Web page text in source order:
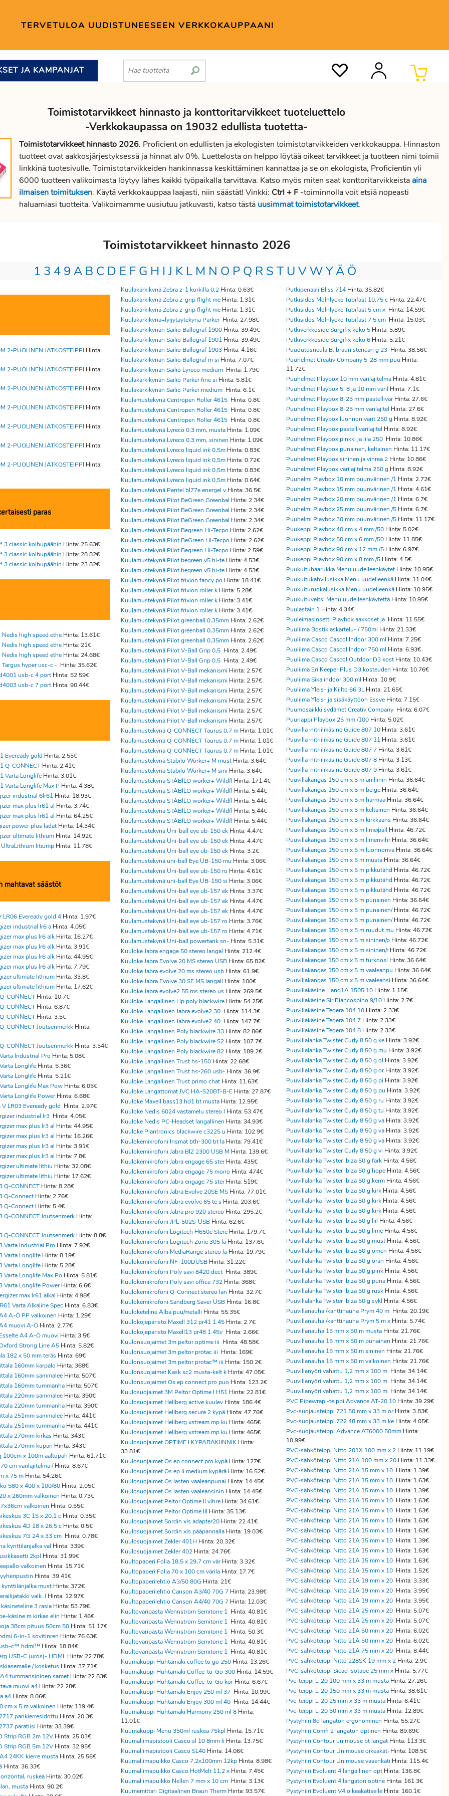
TERVETULOA UUDISTUNEESEEN VERKKOKAUPPAAN!
JA KAMPANJAT
Toimistotarvikkeet hinnasto ja konttoritarvikkeet tuoteluettelo
-Verkkokaupassa on 19032 edullista tuotetta-
Toimistotarvikkeet hinnasto 2026. Proficient on edullisten ja ekologisten toimistotarvikkeiden verkkokauppa. Hinnaston
tuotteet ovat aakkosjärjestyksessä ja hinnat alv 0%. Luettelosta on helppo löytää oikeat tarvikkeet ja tuotteen nimi toimii
linkkinä tuotesivulle. Toimistotarvikkeiden hankinnassa keskittäminen kannattaa ja se on ekologista, Proficientin yli
6000 tuotteen valikoimasta löytyy lähes kaikki työpaikalla tarvittava. Katso myös miten saat konttoritarvikkeista aina
ilmaisen toimituksen. Käytä verkkokauppaa laajasti, niin säästät! Vinkki: Ctrl + F -toiminnolla voit etsiä nopeasti
haluamiasi tuotteita. Valikoimamme uusiutuu jatkuvasti, katso tästä uusimmat toimistotarvikkeet.
Toimistotarvikkeet hinnasto 2026
1 3 4 9 A B C D E F G H I J K L M N O P Q R S T U V WYÄ Ö
2-PUOLINEN JATKOSTEIPPI Hinta:
2-PUOLINEN JATKOSTEIPPI Hinta:
2-PUOLINEN JATKOSTEIPPI Hinta:
2-PUOLINEN JATKOSTEIPPI Hinta:
2-PUOLINEN JATKOSTEIPPI Hinta:
2-PUOLINEN JATKOSTEIPPI Hinta:
2-PUOLINEN JATKOSTEIPPI Hinta:
paras
classic kolhupäähin Hinta: 25.63€
classic kolhupäähin Hinta: 28.82€
classic kolhupäähin Hinta: 23.82€
high speed ethe Hinta: 13.61€
high speed ethe Hinta: 21€
high speed ethe Hinta: 24.68€
hyper usc-c - Hinta: 35.62€
usb-c 4 port Hinta: 52.59€
usb-c 7 port Hinta: 90.44€
Eveready gold Hinta: 2.55€
Q-CONNECT Hinta: 2.41€
Varta Longlife Hinta: 3.01€
Varta Longlife Max P Hinta: 4.38€
industrial 6lr61 Hinta: 18.93€
max plus lr61 al Hinta: 3.74€
max plus lr61 al Hinta: 64.25€
power plus ladat Hinta: 14.34€
ultimate lithium Hinta: 14.92€
UltraLithium litiump Hinta: 11.78€
mahtavat säästöt
Eveready gold 4 Hinta: 1.97€
industrial lr6 a Hinta: 4.05€
max plus lr6 alk Hinta: 16.27€
max plus lr6 alk Hinta: 3.91€
max plus lr6 alk Hinta: 44.95€
max plus lr6 alk Hinta: 7.79€
ultimate lithium Hinta: 33.8€
ultimate lithium Hinta: 17.62€
CONNECT Hinta: 10.7€
CONNECT Hinta: 6.87€
CONNECT Hinta: 3.5€
CONNECT Joutsenmerkk Hinta:
CONNECT Joutsenmerkk Hinta: 3.54€
Industrial Pro Hinta: 5.08€
Longlife Hinta: 5.36€
Longlife Hinta: 5.21€
Longlife Max Pow Hinta: 6.05€
Longlife PowerHinta: 6.68€
LR03 Eveready gold Hinta: 2.97€
industrial lr3 Hinta: 4.05€
max plus lr3 al Hinta: 44.95€
max plus lr3 al Hinta: 16.26€
max plus lr3 al Hinta: 3.91€
max plus lr3 al Hinta: 7.8€
ultimate lithiu Hinta: 32.08€
ultimate lithiu Hinta: 17.62€
Q-CONNECT Hinta: 8.28€
Q-Connect Hinta: 2.76€
Q-Connect Hinta: 5.4€
Q-CONNECT Joutsenmerk Hinta:
Q-CONNECT Joutsenmerk Hinta: 8.8€
Varta Industrial Pro Hinta: 7.92€
Varta Longlife Hinta: 8.19€
Varta Longlife Hinta: 5.28€
Varta Longlife Max Po Hinta: 5.81€
Varta Longlife PowerHinta: 6.6€
max lr61 alkal Hinta: 4.98€
Varta Alkaline Spec Hinta: 6.83€
A-Ö PP valkoinen Hinta: 1.29€
muovi A-Ö Hinta: 2.77€
A4 A-Ö muovi Hinta: 3.5€
Strong Line A5 Hinta: 5.82€
182 x 50 mm teräs Hinta: 69€
160mm karpalo Hinta: 368€
160mm sammalee Hinta: 507€
160mm tummanha Hinta: 507€
220mm sammalee Hinta: 390€
220mm tummanha Hinta: 390€
251mm sammalee Hinta: 441€
251mm tummanha Hinta: 441€
270mm kirkas Hinta: 343€
270mm kupari Hinta: 343€
x 100m aaltopah Hinta: 61.71€
cm värilajitelma /Hinta: 8.67€
x 75 m Hinta: 54.26€
580 x 400 x 100/80 Hinta: 2.05€
x 260mm valkoinen Hinta: 0.73€
valkoinen Hinta: 0.55€
3C 15 x 20,1 c Hinta: 0.35€
4D 18 x 26,5 c Hinta: 0.5€
7G 24 x 33 cm Hinta: 0.78€
kynttilänjalka val Hinta: 339€
2kpl Hinta: 31.99€
valkoinen Hinta: 15.71€
Hinta: 39.41€
kynttilänjalka must Hinta: 372€
valk. l Hinta: 12.97€
3 rasia Hinta: 53.79€
käsine m kirkas elin Hinta: 1.46€
38cm pituus 50cm 50 Hinta: 51.17€
6-in-1 sovitinren Hinta: 76.63€
c™ hdmi™ Hinta: 18.84€
USB-C (uros)- HDMI Hinta: 22.78€
/ kosketus Hinta: 37.71€
tummansininen samet Hinta: 22.83€
muovi a4 Hinta: 22.28€
a4 Hinta: 8.06€
cm x 5 m valkoinen Hinta: 119.4€
parikierresidottu Hinta: 20.3€
paratiisi Hinta: 33.39€
Strip RGB 2m 12V Hinta: 25.03€
Strip RGB 5m 12V Hinta: 32.95€
24KK kierre musta Hinta: 25.56€
Hinta: 36.33€
ruskea Hinta: 30.02€
musta Hinta: 90.2€
Kuulakärkikynä Zebra z-1 korkilla 0,2 Hinta: 0.63€
Kuulakärkikynä Zebra z-grip flight me Hinta: 1.31€
Kuulakärkikynä Zebra z-grip flight me Hinta: 1.31€
Kuulakärkikynä+lyijytäytekynä Parker Hinta: 27.98€
Kuulakärkikynän Säiliö Ballograf 1900 Hinta: 39.49€
Kuulakärkikynän Säiliö Ballograf 1901 Hinta: 39.49€
Kuulakärkikynän Säiliö Ballograf 1903 Hinta: 4.16€
Kuulakärkikynän Säiliö Ballograf m si Hinta: 7.07€
Kuulakärkikynän Säiliö Lyreco medium Hinta: 1.79€
Kuulakärkikynän Säiliö Parker fine si Hinta: 5.81€
Kuulakärkikynän Säiliö Parker medium Hinta: 6.1€
Kuulamustekynä Centropen Roller 4615 Hinta: 0.8€
Kuulamustekynä Centropen Roller 4615 Hinta: 0.8€
Kuulamustekynä Centropen Roller 4615 Hinta: 0.8€
Kuulamustekynä Lyreco 0,3 mm, musta Hinta: 1.09€
Kuulamustekynä Lyreco 0,3 mm, sininen Hinta: 1.09€
Kuulamustekynä Lyreco liquid ink 0,5m Hinta: 0.83€
Kuulamustekynä Lyreco liquid ink 0,5m Hinta: 0.72€
Kuulamustekynä Lyreco liquid ink 0,5m Hinta: 0.83€
Kuulamustekynä Lyreco liquid ink 0,5m Hinta: 0.64€
Kuulamustekynä Pentel bl77e energel v Hinta: 36.5€
Kuulamustekynä Pilot BeGreen Greenbal Hinta: 2.34€
Kuulamustekynä Pilot BeGreen Greenbal Hinta: 2.34€
Kuulamustekynä Pilot BeGreen Greenbal Hinta: 2.34€
Kuulamustekynä Pilot Begreen Hi-Tecpo Hinta: 2.62€
Kuulamustekynä Pilot BeGreen Hi-Tecpo Hinta: 2.62€
Kuulamustekynä Pilot Begreen Hi-Tecpo Hinta: 2.59€
Kuulamustekynä Pilot begreen v5 hi-te Hinta: 4.53€
Kuulamustekynä Pilot begreen v5 hi-te Hinta: 4.53€
Kuulamustekynä Pilot frixion fancy po Hinta: 18.41€
Kuulamustekynä Pilot frixion roller k Hinta: 5.28€
Kuulamustekynä Pilot frixion roller k Hinta: 3.41€
Kuulamustekynä Pilot frixion roller k Hinta: 3.41€
Kuulamustekynä Pilot greenball 0,35mm Hinta: 2.62€
Kuulamustekynä Pilot greenball 0,35mm Hinta: 2.62€
Kuulamustekynä Pilot greenball 0,35mm Hinta: 2.62€
Kuulamustekynä Pilot V-Ball Grip 0,5 Hinta: 2.49€
Kuulamustekynä Pilot V-Ball Grip 0,5 Hinta: 2.49€
Kuulamustekynä Pilot V-Ball mekanismi Hinta: 2.57€
Kuulamustekynä Pilot V-Ball mekanismi Hinta: 2.57€
Kuulamustekynä Pilot V-Ball mekanismi Hinta: 2.57€
Kuulamustekynä Pilot V-Ball mekanismi Hinta: 2.57€
Kuulamustekynä Pilot V-Ball mekanismi Hinta: 2.57€
Kuulamustekynä Pilot V-Ball mekanismi Hinta: 2.57€
Kuulamustekynä Q-CONNECT Taurus 0,7 m Hinta: 1.01€
Kuulamustekynä Q-CONNECT Taurus 0,7 m Hinta: 1.01€
Kuulamustekynä Q-CONNECT Taurus 0,7 m Hinta: 1.01€
Kuulamustekynä Stabilo Worker+ M must Hinta: 3.64€
Kuulamustekynä Stabilo Worker+ M sini Hinta: 3.64€
Kuulamustekynä STABILO worker+ Wildfl Hinta: 171.4€
Kuulamustekynä STABILO worker+ Wildfl Hinta: 5.44€
Kuulamustekynä STABILO worker+ Wildfl Hinta: 5.44€
Kuulamustekynä STABILO worker+ Wildfl Hinta: 5.44€
Kuulamustekynä STABILO worker+ Wildfl Hinta: 5.44€
Kuulamustekynä Uni-ball eye ub-150 ek Hinta: 4.47€
Kuulamustekynä Uni-ball eye ub-150 ek Hinta: 4.47€
Kuulamustekynä Uni-ball eye ub-150 ek Hinta: 3.2€
Kuulamustekynä uni-ball Eye UB-150 mu Hinta: 3.06€
Kuulamustekynä Uni-ball eye ub-150 ro Hinta: 4.61€
Kuulamustekynä uni-ball Eye UB-150 si Hinta: 3.06€
Kuulamustekynä Uni-ball eye ub-157 ek Hinta: 3.37€
Kuulamustekynä Uni-ball eye ub-157 ek Hinta: 4.47€
Kuulamustekynä Uni-ball eye ub-157 ek Hinta: 4.47€
Kuulamustekynä Uni-ball eye ub-157 ro Hinta: 3.76€
Kuulamustekynä Uni-ball eye ub-157 ro Hinta: 4.71€
Kuulamustekynä Uni-ball powertank sn- Hinta: 5.31€
Kuuloke Jabra engage 50 stereo langal Hinta: 212.4€
Kuuloke Jabra Evolve 20 MS stereo USB Hinta: 65.82€
Kuuloke Jabra evolve 20 ms stereo usb Hinta: 61.9€
Kuuloke Jabra Evolve 30 SE MS langall Hinta: 100€
Kuuloke Jabra evolve2 55 ms stereo us Hinta: 269.5€
Kuuloke Langallinen Hp poly blackwire Hinta: 54.25€
Kuuloke Langallinen Jabra evolve2 30 Hinta: 114.3€
Kuuloke Langallinen Jabra evolve2 40 Hinta: 147.7€
Kuuloke Langallinen Poly blackwire 33 Hinta: 82.86€
Kuuloke Langallinen Poly blackwire 52 Hinta: 107.7€
Kuuloke Langallinen Poly blackwire 82 Hinta: 189.2€
Kuuloke Langallinen Trust hs-150 Hinta: 22.68€
Kuuloke Langallinen Trust hs-260 usb- Hinta: 36.9€
Kuuloke Langallinen Trust primo chat Hinta: 11.63€
Kuuloke Langattomat JVC HA-S20BT-B-E Hinta: 27.87€
Kuuloke Maxell bass13 hd1 bt musta Hinta: 12.95€
Kuuloke Nedis 6024 vastamelu stereo l Hinta: 53.47€
Kuuloke Nedis PC-Headset langallinen Hinta: 34.93€
Kuuloke Plantronics blackwire c3225 u Hinta: 102.9€
Kuulokemikrofoni Insmat bth-300 bt la Hinta: 79.41€
Kuulokemikrofoni Jabra BIZ 2300 USB M Hinta: 139.6€
Kuulokemikrofoni Jabra engage 65 sterHinta: 435€
Kuulokemikrofoni Jabra engage 75 mono Hinta: 474€
Kuulokemikrofoni Jabra engage 75 sterHinta: 519€
Kuulokemikrofoni Jabra Evolve 20SE MS Hinta: 77.01€
Kuulokemikrofoni Jabra evolve 65 te s Hinta: 203.6€
Kuulokemikrofoni Jabra pro 920 stereo Hinta: 295.2€
Kuulokemikrofoni JPL-502S-USB Hinta: 62.6€
Kuulokemikrofoni Logitech H650e Stere Hinta: 179.7€
Kuulokemikrofoni Logitech Zone 305 la Hinta: 137.6€
Kuulokemikrofoni MediaRange stereo la Hinta: 19.79€
Kuulokemikrofoni NF-100DUSB Hinta: 31.22€
Kuulokemikrofoni Poly savi 8420 dect Hinta: 389€
Kuulokemikrofoni Poly savi office 732 Hinta: 368€
Kuulokemikrofoni Q-Connect stereo lan Hinta: 32.7€
Kuulokemikrofoni Sandberg Saver USB Hinta: 16.8€
Kuuloketeline Alba puu/metalli Hinta: 55.35€
Kuulokojeparisto Maxell 312 pr41 1.45 Hinta: 2.7€
Kuulokojeparisto Maxell13 pr48 1.45v Hinta: 2.66€
Kuulonsuojaimet 3m peltor optime iii Hinta: 48.58€
Kuulonsuojaimet 3m peltor protac iii Hinta: 169€
Kuulonsuojaimet 3m peltor protac™ iii Hinta: 150.2€
Kuulonsuojaimet Kask sc2 musta-kelt k Hinta: 47.05€
Kuulonsuojaimet Os ep connect pro puo Hinta: 123.2€
Kuulosuojaimet 3M Peltor Optime I H51 Hinta: 22.81€
Kuulosuojaimet Hellberg active kuulev Hinta: 186.4€
Kuulosuojaimet Hellberg secure 2 kypä Hinta: 47.76€
Kuulosuojaimet Hellberg xstream mp ku Hinta: 465€
Kuulosuojaimet Hellberg xstream mp ku Hinta: 465€
Kuulosuojaimet OPTIME I KYPÄRÄKIINNIK Hinta:
33.81€
Kuulosuojaimet Os ep connect pro kypä Hinta: 127€
Kuulosuojaimet Os ep ii medium kypärä Hinta: 16.52€
Kuulosuojaimet Os lasten vaaleanpunai Hinta: 14.45€
Kuulosuojaimet Os lasten vaaleansinin Hinta: 14.45€
Kuulosuojaimet Peltor Optime II vihre Hinta: 34.61€
Kuulosuojaimet Peltor Optime III Hinta: 35.13€
Kuulosuojaimet Sordin xls adapter20 Hinta: 22.41€
Kuulosuojaimet Sordin xls pääpannalla Hinta: 19.03€
Kuulosuojaimet Zekler 401H Hinta: 20.32€
Kuulosuojaimet Zekler 402 Hinta: 24.76€
Kuultopaperi Folia 18,5 x 29,7 cm värHinta: 3.32€
Kuultopaperi Folia 70 x 100 cm värila Hinta: 17.7€
Kuultopaperilehtiö A3/50 80G Hinta: 21€
Kuultopaperilehtiö Canson A3/40 70G 7 Hinta: 23.98€
Kuultopaperilehtiö Canson A4/40 70G 7 Hinta: 12.03€
Kuultoväripasta Wennström Semitone 1 Hinta: 40.81€
Kuultoväripasta Wennström Semitone 1 Hinta: 40.81€
Kuultoväripasta Wennström Semitone 1 Hinta: 50.3€
Kuultoväripasta Wennström Semitone 1 Hinta: 40.81€
Kuultoväripasta Wennström Semitone 1 Hinta: 40.81€
Kuumakuppi Huhtamäki coffee to go 250 Hinta: 13.26€
Kuumakuppi Huhtamäki Coffee-to-Go 300 Hinta: 14.59€
Kuumakuppi Huhtamäki Coffee-to-Go korHinta: 6.67€
Kuumakuppi Huhtamäki Enjoy 250 ml 37 Hinta: 10.99€
Kuumakuppi Huhtamäki Enjoy 300 ml 40 Hinta: 14.44€
Kuumakuppi Huhtamäki Harmony 250 ml 8 Hinta:
11.01€
Kuumakuppi Menu 350ml ruskea 75kpl Hinta: 15.71€
Kuumaliimapistooli Casco sl 10 8mm li Hinta: 13.75€
Kuumaliimapistooli Casco SL40 Hinta: 14.06€
Kuumaliimapuikko Casco 7,2x100mm 12kp Hinta: 8.98€
Kuumaliimapuikko Casco HotMelt 11,2 x Hinta: 7.45€
Kuumaliimapuikko Nellen 7 mm x 10 cm Hinta: 3.13€
Kuumemittari Digitaalinen Braun Therm Hinta: 93.57€
Putkipenaali Bliss 714 Hinta: 35.82€
Putkisidos Mölnlycke Tubifast 10,75 c Hinta: 22.47€
Putkisidos Mölnlycke Tubifast 5 cm x Hinta: 14.59€
Putkisidos Mölnlycke Tubifast 7,5 cm Hinta: 15.03€
Putkiverkkoside Surgifix koko 5 Hinta: 5.89€
Putkiverkkoside Surgifix koko 6 Hinta: 5.21€
Puudutusneula B. braun sterican g 23 Hinta: 38.56€
Puuhelmet Creativ Company 5-28 mm puu Hinta:
11.72€
Puuhelmet Playbox 10 mm värilajitelma Hinta: 4.81€
Puuhelmet Playbox 5, 8 ja 10 mm väril Hinta: 7.1€
Puuhelmet Playbox 8-25 mm pastellivärHinta: 27.6€
Puuhelmet Playbox 8-25 mm värilajitel Hinta: 27.6€
Puuhelmet Playbox luonnon värit 250 g Hinta: 8.92€
Puuhelmet Playbox pastellivärilajitel Hinta: 8.92€
Puuhelmet Playbox pinkki ja lila 250 Hinta: 10.86€
Puuhelmet Playbox punainen, keltainen Hinta: 11.17€
Puuhelmet Playbox sininen ja vihreä 2 Hinta: 10.86€
Puuhelmet Playbox värilajitelma 250 g Hinta: 8.92€
Puuhelmi Playbox 10 mm puunvärinen /1 Hinta: 2.72€
Puuhelmi Playbox 15 mm puunvärinen /1 Hinta: 4.61€
Puuhelmi Playbox 20 mm puunvärinen /1 Hinta: 6.7€
Puuhelmi Playbox 25 mm puunvärinen /5 Hinta: 6.7€
Puuhelmi Playbox 30 mm puunvärinen /5 Hinta: 11.17€
Puukeppi Playbox 40 cm x 4 mm /50 Hinta: 5.02€
Puukeppi Playbox 50 cm x 6 mm /50 Hinta: 11.85€
Puukeppi Playbox 90 cm x 12 mm /5 Hinta: 6.97€
Puukeppi Playbox 90 cm x 8 mm /5 Hinta: 4.5€
Puukuituhaarukka Menu uudelleenkäytet Hinta: 10.95€
Puukuitukahvilusikka Menu uudelleenkä Hinta: 11.04€
Puukuituruokalusikka Menu uudelleenkä Hinta: 10.95€
Puukuituveitsi Menu uudelleenkäytettä Hinta: 10.95€
Puulastain 1 Hinta: 4.34€
Puuleimasinsetti Playbox aakkoset ja Hinta: 11.55€
Puuliima Bostik askartelu- / 750ml Hinta: 21.33€
Puuliima Casco Cascol Indoor 300 ml Hinta: 7.25€
Puuliima Casco Cascol Indoor 750 ml Hinta: 6.93€
Puuliima Casco Cascol Outdoor D3 kost Hinta: 10.43€
Puuliima Eri Keeper Plus D3 kosteuden Hinta: 10.76€
Puuliima Sika indoor 300 ml Hinta: 10.9€
Puuliima Yleis- ja Kiilto 66 3LHinta: 21.65€
Puuliima Yleis- ja sisäkäyttöön Essve Hinta: 7.15€
Puumosaiikki sydämet Creativ Company Hinta: 6.07€
Puunappi Playbox 25 mm /100 Hinta: 5.02€
Puuvilla-nitriilikäsine Guide 807 10 Hinta: 3.61€
Puuvilla-nitriilikäsine Guide 807 11 Hinta: 3.61€
Puuvilla-nitriilikäsine Guide 807 7 Hinta: 3.61€
Puuvilla-nitriilikäsine Guide 807 8 Hinta: 3.13€
Puuvilla-nitriilikäsine Guide 807 9 Hinta: 3.61€
Puuvillakangas 150 cm x 5 m aniliinin Hinta: 36.64€
Puuvillakangas 150 cm x 5 m beige Hinta: 36.64€
Puuvillakangas 150 cm x 5 m harmaa Hinta: 36.64€
Puuvillakangas 150 cm x 5 m keltainen Hinta: 36.64€
Puuvillakangas 150 cm x 5 m kirkkaans Hinta: 36.64€
Puuvillakangas 150 cm x 5 m lime/pall Hinta: 46.72€
Puuvillakangas 150 cm x 5 m limenvihrHinta: 36.64€
Puuvillakangas 150 cm x 5 m luonnonva Hinta: 36.64€
Puuvillakangas 150 cm x 5 m musta Hinta: 36.64€
Puuvillakangas 150 cm x 5 m pikkutähd Hinta: 46.72€
Puuvillakangas 150 cm x 5 m pikkutähd Hinta: 46.72€
Puuvillakangas 150 cm x 5 m pikkutähd Hinta: 46.72€
Puuvillakangas 150 cm x 5 m punainen Hinta: 36.64€
Puuvillakangas 150 cm x 5 m punainen/Hinta: 46.72€
Puuvillakangas 150 cm x 5 m punainen/Hinta: 46.72€
Puuvillakangas 150 cm x 5 m ruudut mu Hinta: 46.72€
Puuvillakangas 150 cm x 5 m sininen/p Hinta: 46.72€
Puuvillakangas 150 cm x 5 m sininen/rHinta: 46.72€
Puuvillakangas 150 cm x 5 m turkoosi Hinta: 36.64€
Puuvillakangas 150 cm x 5 m vaaleanpu Hinta: 36.64€
Puuvillakangas 150 cm x 5 m vaaleansi Hinta: 36.64€
Puuvillakäsine Hand1A 1505 10 Hinta: 1.15€
Puuvillakäsine Sir Biancospino 9/10 Hinta: 2.7€
Puuvillakäsine Tegera 104 10 Hinta: 2.33€
Puuvillakäsine Tegera 104 7 Hinta: 2.33€
Puuvillakäsine Tegera 104 8 Hinta: 2.33€
Puuvillalanka Twister Curly 8 50 g ke Hinta: 3.92€
Puuvillalanka Twister Curly 8 50 g mu Hinta: 3.92€
Puuvillalanka Twister Curly 8 50 g ol Hinta: 3.92€
Puuvillalanka Twister Curly 8 50 g orHinta: 3.92€
Puuvillalanka Twister Curly 8 50 g pi Hinta: 3.92€
Puuvillalanka Twister Curly 8 50 g pu Hinta: 3.92€
Puuvillalanka Twister Curly 8 50 g ru Hinta: 3.92€
Puuvillalanka Twister Curly 8 50 g tu Hinta: 3.92€
Puuvillalanka Twister Curly 8 50 g va Hinta: 3.92€
Puuvillalanka Twister Curly 8 50 g va Hinta: 3.92€
Puuvillalanka Twister Curly 8 50 g va Hinta: 3.92€
Puuvillalanka Twister Curly 8 50 g vi Hinta: 3.92€
Puuvillalanka Twister Ibiza 50 g fark Hinta: 4.56€
Puuvillalanka Twister Ibiza 50 g hope Hinta: 4.56€
Puuvillalanka Twister Ibiza 50 g kerm Hinta: 4.56€
Puuvillalanka Twister Ibiza 50 g kirk Hinta: 4.56€
Puuvillalanka Twister Ibiza 50 g kirk Hinta: 4.56€
Puuvillalanka Twister Ibiza 50 g kirk Hinta: 4.56€
Puuvillalanka Twister Ibiza 50 g liil Hinta: 4.56€
Puuvillalanka Twister Ibiza 50 g lime Hinta: 4.56€
Puuvillalanka Twister Ibiza 50 g must Hinta: 4.56€
Puuvillalanka Twister Ibiza 50 g omen Hinta: 4.56€
Puuvillalanka Twister Ibiza 50 g oran Hinta: 4.56€
Puuvillalanka Twister Ibiza 50 g pink Hinta: 4.56€
Puuvillalanka Twister Ibiza 50 g puna Hinta: 4.56€
Puuvillalanka Twister Ibiza 50 g rusk Hinta: 4.56€
Puuvillalanka Twister Ibiza 50 g sykl Hinta: 4.56€
Puuvillanauha /kanttinauha Prym 40 m Hinta: 20.19€
Puuvillanauha /kanttinauha Prym 5 m x Hinta: 5.74€
Puuvillanauha 15 mm x 50 m musta Hinta: 21.76€
Puuvillanauha 15 mm x 50 m punainen Hinta: 21.76€
Puuvillanauha 15 mm x 50 m sininen Hinta: 21.76€
Puuvillanauha 15 mm x 50 m valkoinen Hinta: 21.76€
Puuvillanyöri vahattu 1,2 mm x 100 m Hinta: 34.14€
Puuvillanyöri vahattu 1,2 mm x 100 m Hinta: 34.14€
Puuvillanyöri vahattu 1,2 mm x 100 m Hinta: 34.14€
PVC Pipewrap -teippi Advance AT-20 10 Hinta: 39.29€
Pvc-suojausteippi 721 50 mm x 33 m orHinta: 3.83€
Pvc-suojausteippi 722 48 mm x 33 m ke Hinta: 4.05€
Pvc-suojausteippi Advance AT6000 50mm Hinta:
10.99€
PVC-sähköteippi Nitto 201X 100 mm x 2 Hinta: 11.19€
PVC-sähköteippi Nitto 21A 100 mm x 20 Hinta: 11.33€
PVC-sähköteippi Nitto 21A 15 mm x 10 Hinta: 1.39€
PVC-sähköteippi Nitto 21A 15 mm x 10 Hinta: 1.63€
PVC-sähköteippi Nitto 21A 15 mm x 10 Hinta: 1.39€
PVC-sähköteippi Nitto 21A 15 mm x 10 Hinta: 1.63€
PVC-sähköteippi Nitto 21A 15 mm x 10 Hinta: 1.63€
PVC-sähköteippi Nitto 21A 15 mm x 10 Hinta: 1.63€
PVC-sähköteippi Nitto 21A 15 mm x 10 Hinta: 1.63€
PVC-sähköteippi Nitto 21A 15 mm x 10 Hinta: 1.39€
PVC-sähköteippi Nitto 21A 15 mm x 10 Hinta: 1.63€
PVC-sähköteippi Nitto 21A 15 mm x 10 Hinta: 1.63€
PVC-sähköteippi Nitto 21A 15 mm x 10 Hinta: 1.52€
PVC-sähköteippi Nitto 21A 19 mm x 20 Hinta: 3.33€
PVC-sähköteippi Nitto 21A 19 mm x 20 Hinta: 3.95€
PVC-sähköteippi Nitto 21A 19 mm x 20 Hinta: 3.95€
PVC-sähköteippi Nitto 21A 25 mm x 20 Hinta: 5.07€
PVC-sähköteippi Nitto 21A 25 mm x 20 Hinta: 5.07€
PVC-sähköteippi Nitto 21A 50 mm x 20 Hinta: 6.02€
PVC-sähköteippi Nitto 21A 50 mm x 20 Hinta: 6.02€
PVC-sähköteippi Nitto 21A 75 mm x 20 Hinta: 8.44€
PVC-sähköteippi Nitto 228SK 19 mm x 2 Hinta: 2.9€
PVC-sähköteippi Sicad Isotape 25 mm x Hinta: 5.77€
Pvc-teippi L-20 100 mm x 33 m musta Hinta: 27.26€
Pvc-teippi L-20 150 mm x 33 m musta Hinta: 38.61€
Pvc-teippi L-20 25 mm x 33 m musta Hinta: 6.41€
Pvc-teippi L-20 50 mm x 33 m musta Hinta: 12.89€
Pystyhiiri 8d langaton ergonominen Hinta: 55.27€
Pystyhiiri Comfi 2 langaton optinen Hinta: 89.69€
Pystyhiiri Contour unimouse bt langat Hinta: 113.3€
Pystyhiiri Contour Unimouse oikeakäti Hinta: 108.5€
Pystyhiiri Contour Unimouse vasenkäti Hinta: 115.4€
Pystyhiiri Evoluent 4 langallinen opt Hinta: 136.8€
Pystyhiiri Evoluent 4 langaton optine Hinta: 161.3€
Pystyhiiri Evoluent V4 oikeakätiselle Hinta: 160.1€